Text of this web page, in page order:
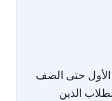
حتى الصف
الذين